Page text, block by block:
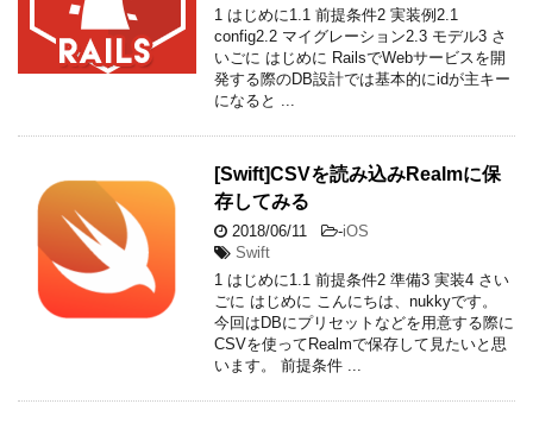
1 はじめに1.1 前提条件2 実装例2.1
config2.2 マイグレーション2.3 モデル3 さ
いごに はじめに RailsでWebサービスを開
発する際のDB設計では基本的にidが主キー
になると ...
[Swift]CSVを読み込みRealmに保
存してみる
2018/06/11 -iOS
Swift
1 はじめに1.1 前提条件2 準備3 実装4 さい
ごに はじめに こんにちは、nukkyです。
今回はDBにプリセットなどを用意する際に
CSVを使ってRealmで保存して見たいと思
います。 前提条件 ...